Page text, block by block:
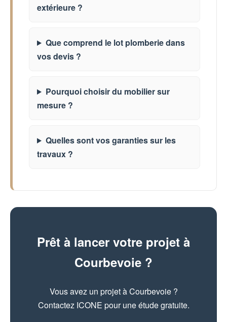
extérieure ?
Que comprend le lot plomberie dans
vos devis ?
Pourquoi choisir du mobilier sur
mesure ?
Quelles sont vos garanties sur les
travaux ?
Prêt à lancer votre projet à
Courbevoie ?
Vous avez un projet à Courbevoie ?
Contactez ICONE pour une étude gratuite.